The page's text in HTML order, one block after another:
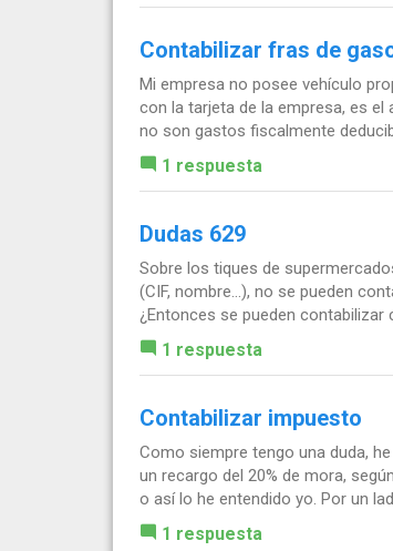
Contabilizar fras de
Mi empresa no posee vehículo
con la tarjeta de la empresa, es el
no son gastos fiscalmente
1 respuesta
Dudas 629
Sobre los tiques de
(CIF, nombre...), no se pueden
¿Entonces se pueden contabilizar
1 respuesta
Contabilizar impuesto
Como siempre tengo una duda,
un recargo del 20% de mora,
o así lo he entendido yo. Por un
1 respuesta